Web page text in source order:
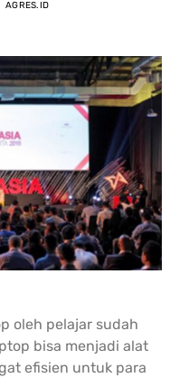
AGRES.ID
oleh pelajar sudah
bisa menjadi alat
efisien untuk para